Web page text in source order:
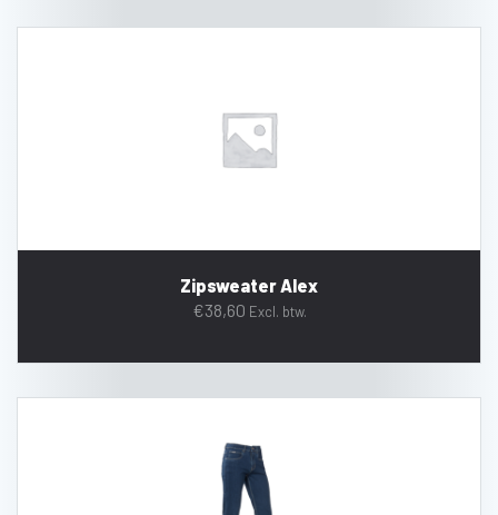
Zipsweater Alex
€38,60 Excl. btw.